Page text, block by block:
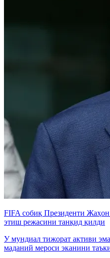
FIFA собиқ Президенти
этиш режасини танқид қилди
У мундиал тижорат активи
маданий мероси эканини